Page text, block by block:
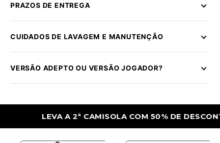
PRAZOS DE ENTREGA
CUIDADOS DE LAVAGEM E MANUTENÇÃO
VERSÃO ADEPTO OU VERSÃO JOGADOR?
LEVA A 2ª CAMISOLA COM 50% DE DESCONTO